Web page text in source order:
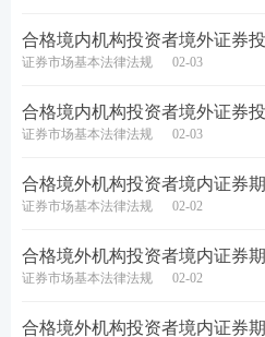
所支出的费用、对第三人所
账户进行。专项计划资产独
（5）资产支持证券的发行
发行对
象
资产支持证券应当面向
得超过200人，单笔认购
值或等值份额。
合格境内机构投资者境外证券
证券市场基本法律法规 02-03
合格境内机构投资者境外证券
证券市场基本法律法规 02-03
合格境外机构投资者境内证券
证券市场基本法律法规 02-02
合格境外机构投资者境内证券
证券市场基本法律法规 02-02
合格境外机构投资者境内证券